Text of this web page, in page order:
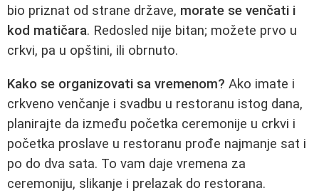
bio priznat od strane države, morate se venčati i
kod matičara. Redosled nije bitan; možete prvo u
crkvi, pa u opštini, ili obrnuto.
Kako se organizovati sa vremenom? Ako imate i
crkveno venčanje i svadbu u restoranu istog dana,
planirajte da između početka ceremonije u crkvi i
početka proslave u restoranu prođe najmanje sat i
po do dva sata. To vam daje vremena za
ceremoniju, slikanje i prelazak do restorana.